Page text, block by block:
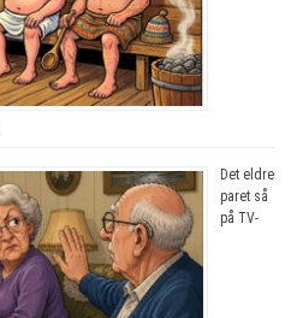
Det eldre
paret så
på TV-